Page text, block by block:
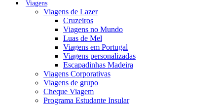
Viagens
Viagens de Lazer
Cruzeiros
Viagens no Mundo
Luas de Mel
Viagens em Portugal
Viagens personalizadas
Escapadinhas Madeira
Viagens Corporativas
Viagens de grupo
Cheque Viagem
Programa Estudante Insular